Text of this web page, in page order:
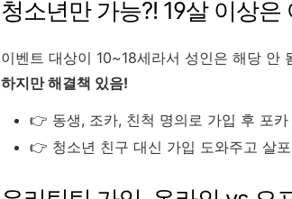
청소년만 가능?! 19살 이상은
이벤트 대상이 10~18세라서 성인은 해당 안
하지만 해결책 있음!
👉 동생, 조카, 친척 명의로 가입 후 포카
👉 청소년 친구 대신 가입 도와주고 살